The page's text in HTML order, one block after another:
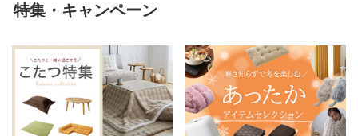
特集・キャンペーン